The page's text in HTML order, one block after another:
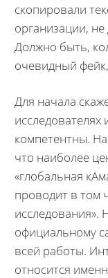
скопировали
организации,
Должно быть,
очевидный
Для начала
исследователях
компетентны.
что наиболее
«глобальная
проводит в том
официальному
всей работы.
относится